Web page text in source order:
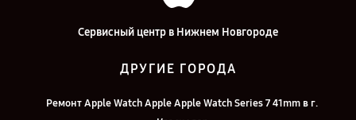
Сервисный центр в Нижнем Новгороде
ДРУГИЕ ГОРОДА
Ремонт Apple Watch Apple Apple Watch Series 7 41mm в г.